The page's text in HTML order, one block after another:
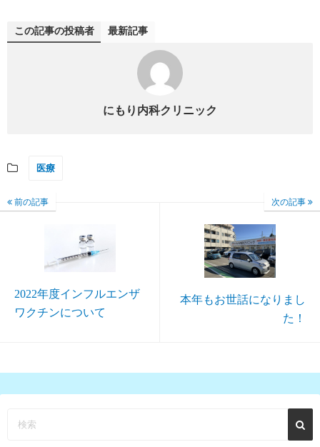
この記事の投稿者 最新記事
にもり内科クリニック
医療
前の記事
2022年度インフルエンザ
ワクチンについて
次の記事
本年もお世話になりまし
た！